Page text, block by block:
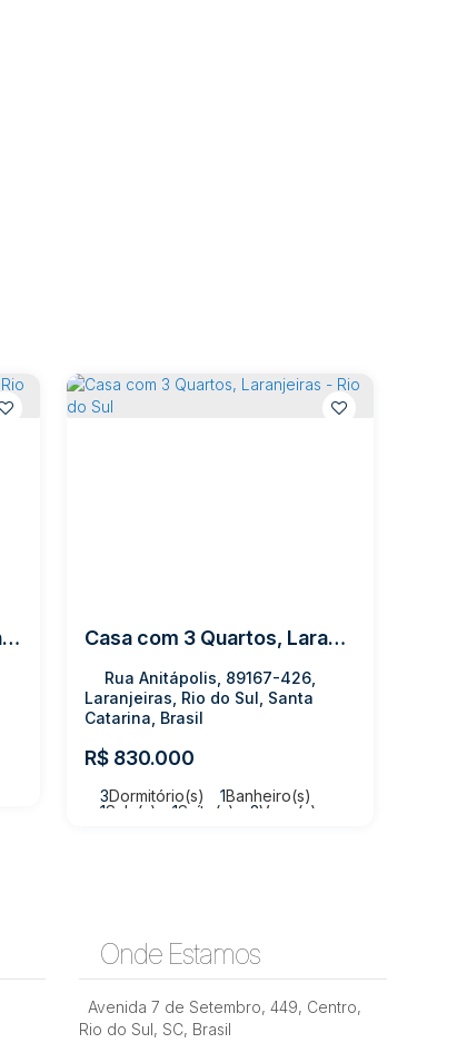
Casa com 3 quartos, Laranjeiras - Rio do Sul Casa com 3 Quartos, Laranjeiras - Rio do Sul
R$ 830.000
Rua Anitápolis, 89167-426,
Laranjeiras, Rio do Sul, Santa
Catarina, Brasil
3Dormitório(s) 1Banheiro(s)
1Sala(s) 1Suíte(s) 2Vaga(s)
Onde Estamos
Avenida 7 de Setembro, 449, Centro,
Rio do Sul, SC, Brasil